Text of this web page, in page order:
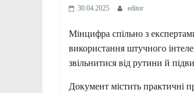
30.04.2025 editor
Мінцифра спільно з
використання штучного
звільнитися від рутини й
Документ містить практичні